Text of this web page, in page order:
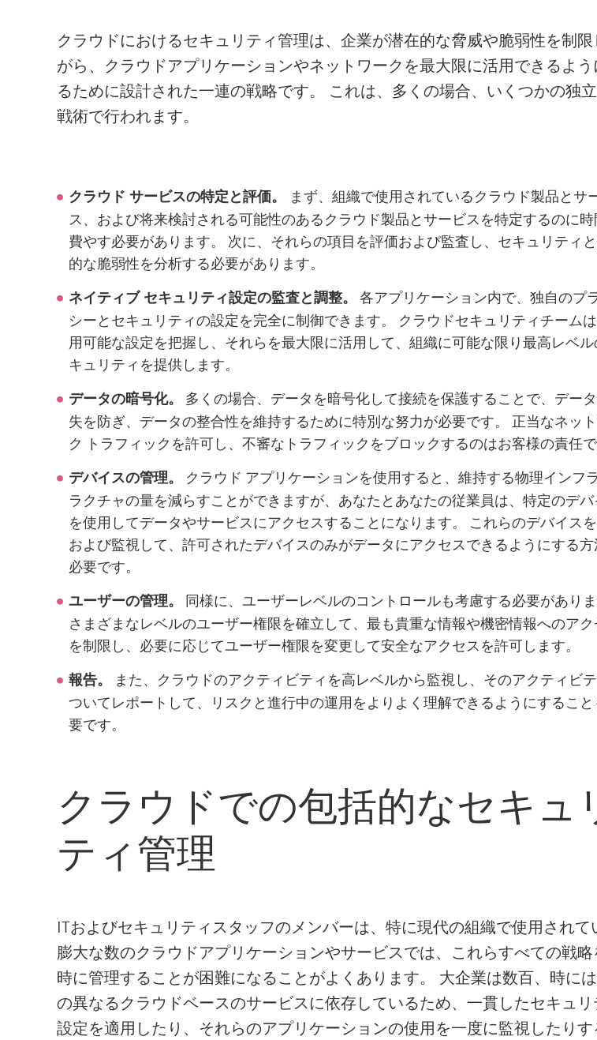
クラウドにおけるセキュリティ管理は、企業が潜在的な脅威や脆弱性を制限
がら、クラウドアプリケーションやネットワークを最大限に活用できるよう
るために設計された一連の戦略です。 これは、多くの場合、いくつかの独
戦術で行われます。
クラウド サービスの特定と評価。
まず、組織で使用されているクラウド製品とサ
ス、および将来検討される可能性のあるクラウド製品とサービスを特定するのに時
費やす必要があります。 次に、それらの項目を評価および監査し、セキュリティ
的な脆弱性を分析する必要があります。
ネイティブ セキュリティ設定の監査と調整。 各アプリケーション内で、独自のプ
シーとセキュリティの設定を完全に制御できます。 クラウドセキュリティチーム
用可能な設定を把握し、それらを最大限に活用して、組織に可能な限り最高レベル
キュリティを提供します。
データの暗号化。
多くの場合、データを暗号化して接続を保護することで、デー
失を防ぎ、データの整合性を維持するために特別な努力が必要です。 正当なネッ
ク トラフィックを許可し、不審なトラフィックをブロックするのはお客様の責任で
デバイスの管理。
クラウド アプリケーションを使用すると、維持する物理インフ
ラクチャの量を減らすことができますが、あなたとあなたの従業員は、特定のデバ
を使用してデータやサービスにアクセスすることになります。 これらのデバイス
および監視して、許可されたデバイスのみがデータにアクセスできるようにする
必要です。
ユーザーの管理。
同様に、ユーザーレベルのコントロールも考慮する必要がありま
さまざまなレベルのユーザー権限を確立して、最も貴重な情報や機密情報へのアク
を制限し、必要に応じてユーザー権限を変更して安全なアクセスを許可します。
報告。
また、クラウドのアクティビティを高レベルから監視し、そのアクティビ
ついてレポートして、リスクと進行中の運用をよりよく理解できるようにするこ
要です。
クラウドでの包括的なセキュ
ティ管理
ITおよびセキュリティスタッフのメンバーは、特に現代の組織で使用されて
膨大な数のクラウドアプリケーションやサービスでは、これらすべての戦略
時に管理することが困難になることがよくあります。 大企業は数百、時に
の異なるクラウドベースのサービスに依存しているため、一貫したセキュリ
設定を適用したり、それらのアプリケーションの使用を一度に監視したりす